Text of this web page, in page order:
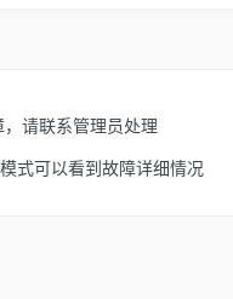
请联系管理员处理
式可以看到故障详细情况